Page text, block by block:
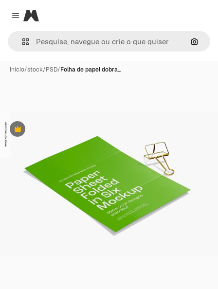
Close menu
Magnific
Início/stock/PSD/Folha de papel dobra…
Premium